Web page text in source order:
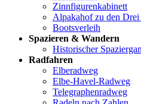
Zinnfigurenkabinett
Alpakahof zu den
Bootsverleih
Spazieren & Wandern
Historischer
Radfahren
Elberadweg
Elbe-Havel-Radweg
Telegraphenradweg